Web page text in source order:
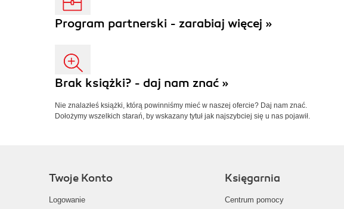
Program partnerski - zarabiaj więcej »
Brak książki? - daj nam znać »
Nie znalazłeś książki, którą powinniśmy mieć w naszej ofercie? Daj nam znać.
Dołożymy wszelkich starań, by wskazany tytuł jak najszybciej się u nas pojawił.
Twoje Konto
Logowanie
Księgarnia
Centrum pomocy